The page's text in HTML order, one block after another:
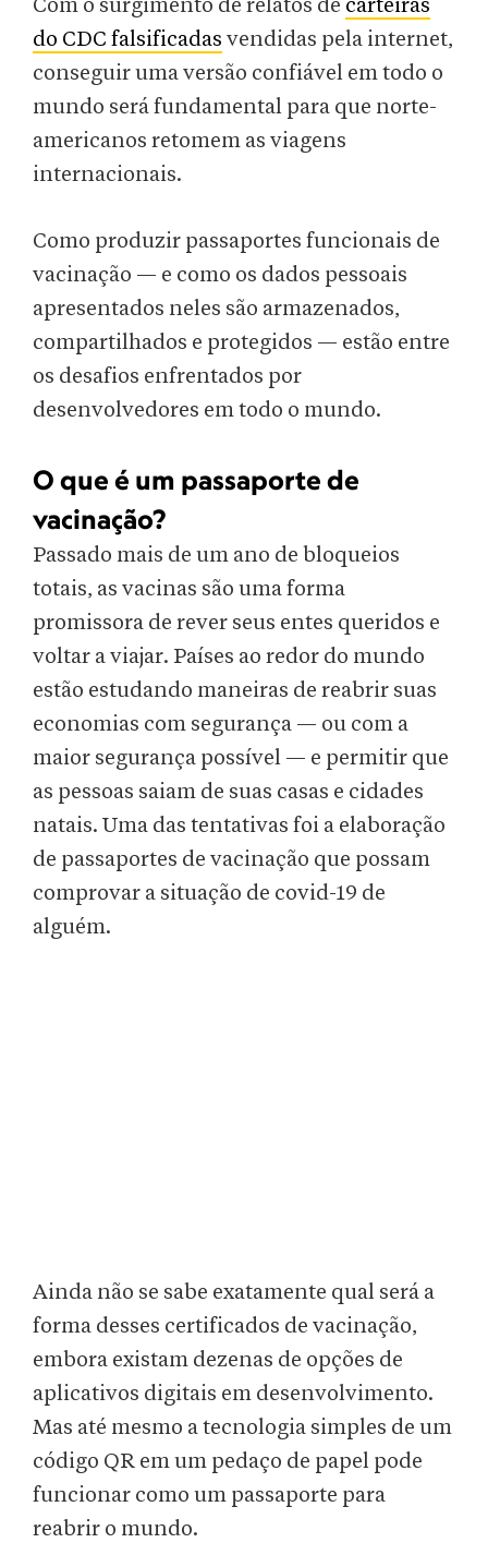
Com o surgimento de relatos de carteiras
do CDC falsificadas vendidas pela internet,
conseguir uma versão confiável em todo o
mundo será fundamental para que norte-
americanos retomem as viagens
internacionais.
Como produzir passaportes funcionais de
vacinação — e como os dados pessoais
apresentados neles são armazenados,
compartilhados e protegidos — estão entre
os desafios enfrentados por
desenvolvedores em todo o mundo.
O que é um passaporte de
vacinação?
Passado mais de um ano de bloqueios
totais, as vacinas são uma forma
promissora de rever seus entes queridos e
voltar a viajar. Países ao redor do mundo
estão estudando maneiras de reabrir suas
economias com segurança — ou com a
maior segurança possível — e permitir que
as pessoas saiam de suas casas e cidades
natais. Uma das tentativas foi a elaboração
de passaportes de vacinação que possam
comprovar a situação de covid-19 de
alguém.
Ainda não se sabe exatamente qual será a
forma desses certificados de vacinação,
embora existam dezenas de opções de
aplicativos digitais em desenvolvimento.
Mas até mesmo a tecnologia simples de um
código QR em um pedaço de papel pode
funcionar como um passaporte para
reabrir o mundo.